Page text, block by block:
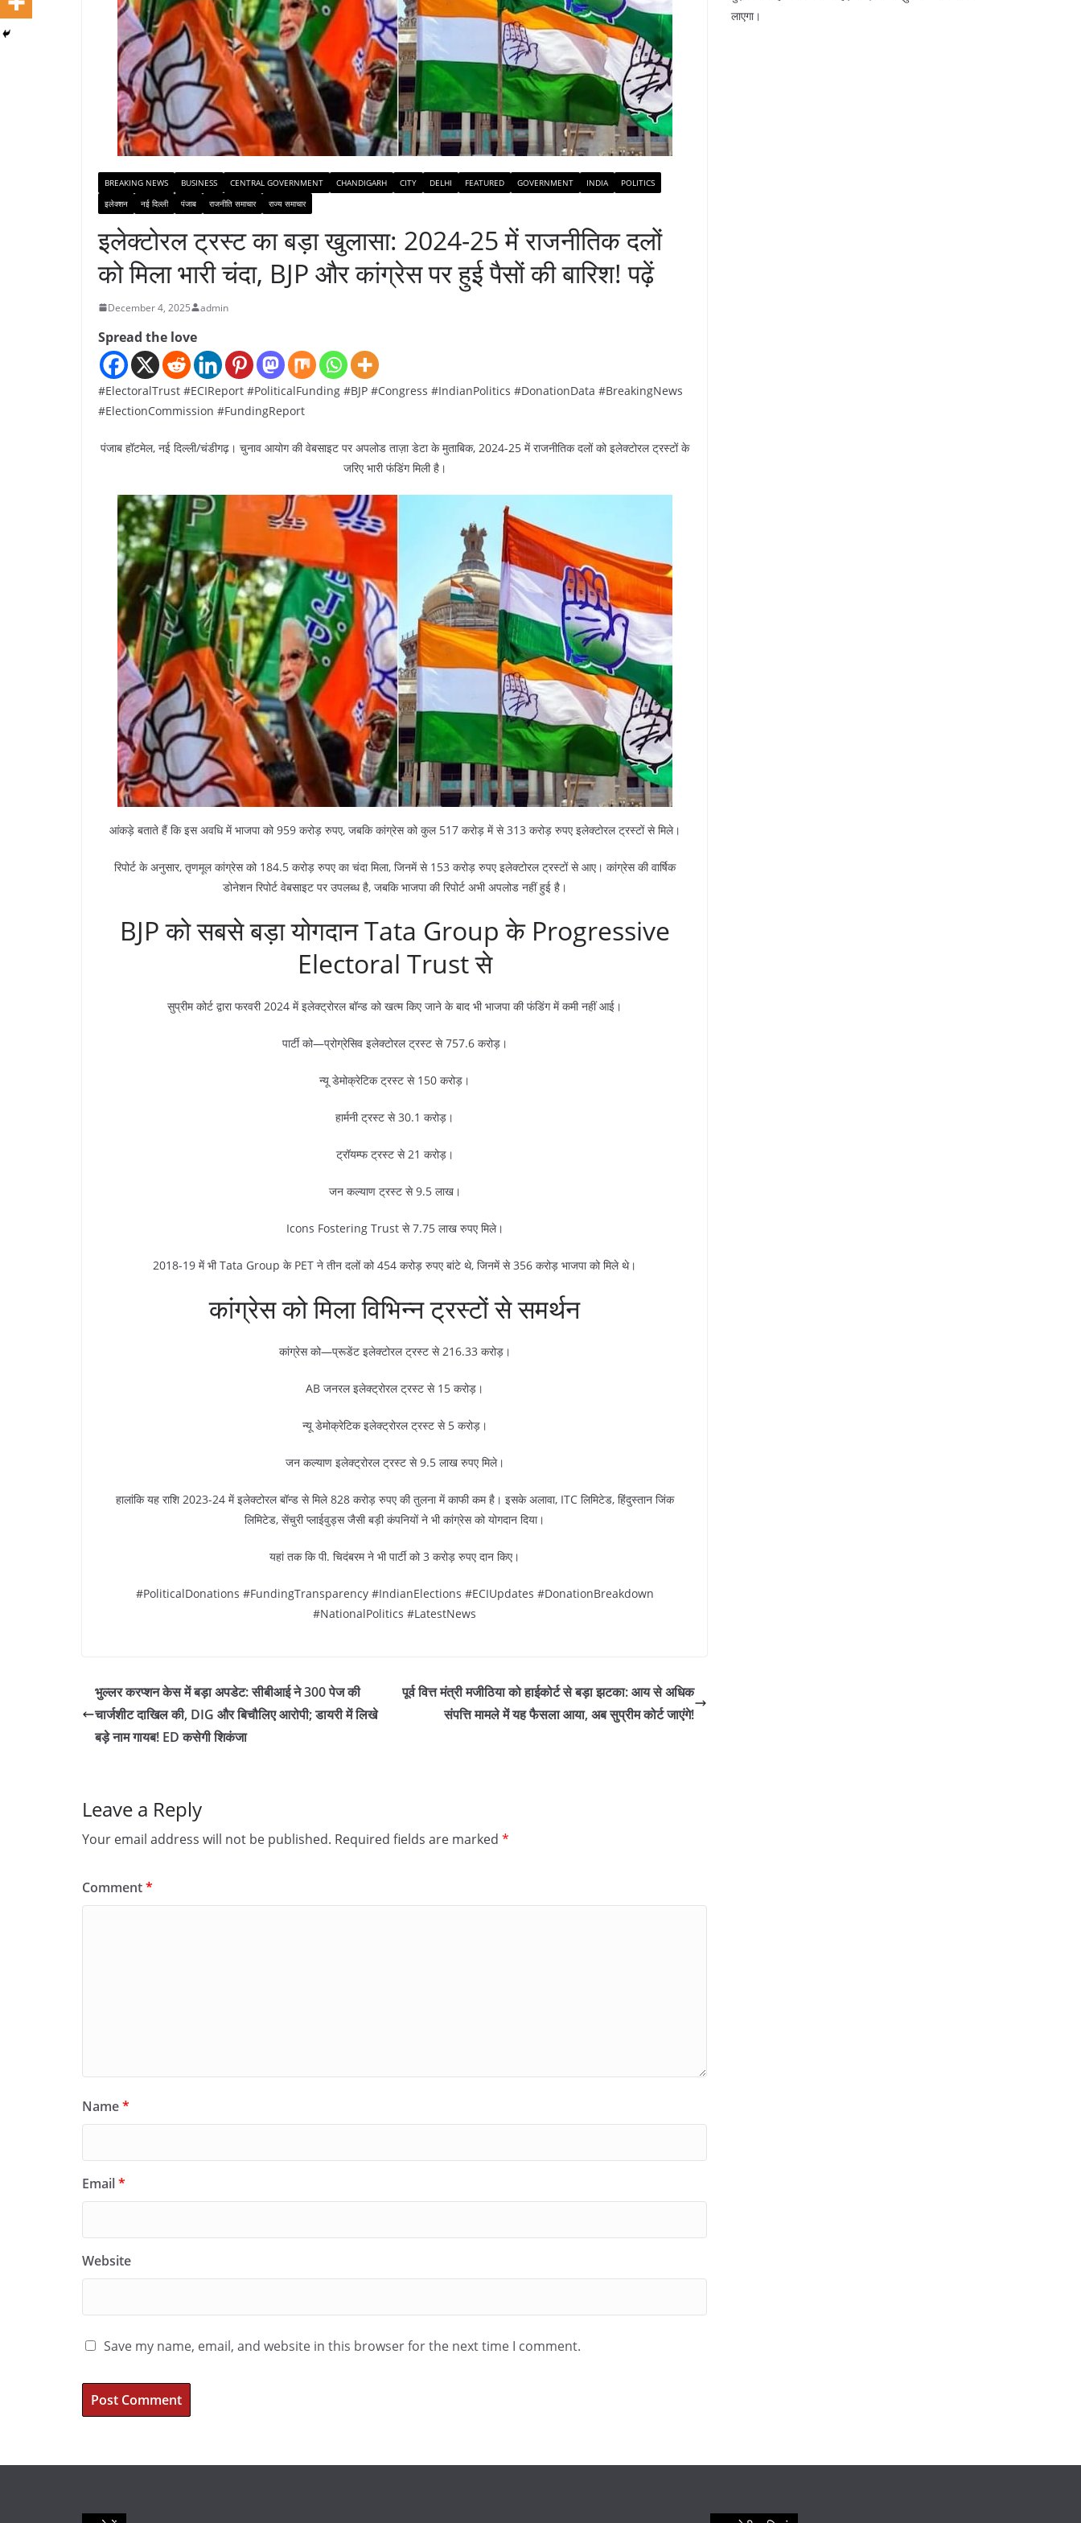
BREAKING NEWS BUSINESS CENTRAL GOVERNMENT CHANDIGARH CITY DELHI FEATURED GOVERNMENT INDIA
POLITICS
इलेक्शन
नई दिल्ली पंजाब राजनीति समाचार राज्य समाचार
इलेक्टोरल ट्रस्ट का बड़ा खुलासा: 2024-25 में राजनीतिक दलों
को मिला भारी चंदा, BJP और कांग्रेस पर हुई पैसों की बारिश! पढ़ें
December 4, 2025 admin
Spread the love
#ElectoralTrust #ECIReport #PoliticalFunding #BJP #Congress #IndianPolitics #DonationData #BreakingNews
#ElectionCommission #FundingReport
पंजाब हॉटमेल, नई दिल्ली/चंडीगढ़। चुनाव आयोग की वेबसाइट पर अपलोड ताज़ा डेटा के मुताबिक, 2024-25 में राजनीतिक दलों को इलेक्टोरल ट्रस्टों के
जरिए भारी फंडिंग मिली है।
आंकड़े बताते हैं कि इस अवधि में भाजपा को 959 करोड़ रुपए, जबकि कांग्रेस को कुल 517 करोड़ में से 313 करोड़ रुपए इलेक्टोरल ट्रस्टों से मिले।
रिपोर्ट के अनुसार, तृणमूल कांग्रेस को 184.5 करोड़ रुपए का चंदा मिला, जिनमें से 153 करोड़ रुपए इलेक्टोरल ट्रस्टों से आए। कांग्रेस की वार्षिक
डोनेशन रिपोर्ट वेबसाइट पर उपलब्ध है, जबकि भाजपा की रिपोर्ट अभी अपलोड नहीं हुई है।
BJP को सबसे बड़ा योगदान Tata Group के Progressive
Electoral Trust से
सुप्रीम कोर्ट द्वारा फरवरी 2024 में इलेक्ट्रोरल बॉन्ड को खत्म किए जाने के बाद भी भाजपा की फंडिंग में कमी नहीं आई।
पार्टी को—प्रोग्रेसिव इलेक्टोरल ट्रस्ट से 757.6 करोड़।
न्यू डेमोक्रेटिक ट्रस्ट से 150 करोड़।
हार्मनी ट्रस्ट से 30.1 करोड़।
ट्रॉयम्फ ट्रस्ट से 21 करोड़।
जन कल्याण ट्रस्ट से 9.5 लाख।
Icons Fostering Trust से 7.75 लाख रुपए मिले।
2018-19 में भी Tata Group के PET ने तीन दलों को 454 करोड़ रुपए बांटे थे, जिनमें से 356 करोड़ भाजपा को मिले थे।
कांग्रेस को मिला विभिन्न ट्रस्टों से समर्थन
कांग्रेस को—प्रूडेंट इलेक्टोरल ट्रस्ट से 216.33 करोड़।
AB जनरल इलेक्ट्रोरल ट्रस्ट से 15 करोड़।
न्यू डेमोक्रेटिक इलेक्ट्रोरल ट्रस्ट से 5 करोड़।
जन कल्याण इलेक्ट्रोरल ट्रस्ट से 9.5 लाख रुपए मिले।
हालांकि यह राशि 2023-24 में इलेक्टोरल बॉन्ड से मिले 828 करोड़ रुपए की तुलना में काफी कम है। इसके अलावा, ITC लिमिटेड, हिंदुस्तान जिंक
लिमिटेड, सेंचुरी प्लाईवुड्स जैसी बड़ी कंपनियों ने भी कांग्रेस को योगदान दिया।
यहां तक कि पी. चिदंबरम ने भी पार्टी को 3 करोड़ रुपए दान किए।
#PoliticalDonations #FundingTransparency #IndianElections #ECIUpdates #DonationBreakdown
#NationalPolitics #LatestNews
भुल्लर करप्शन केस में बड़ा अपडेट: सीबीआई ने 300 पेज की
चार्जशीट दाखिल की, DIG और बिचौलिए आरोपी; डायरी में लिखे
बड़े नाम गायब! ED कसेगी शिकंजा
पूर्व वित्त मंत्री मजीठिया को हाईकोर्ट से बड़ा झटका: आय से अधिक
संपत्ति मामले में यह फैसला आया, अब सुप्रीम कोर्ट जाएंगे!
Leave a Reply
Your email address will not be published. Required fields are marked *
Comment*
Name*
Email*
Website
Save my name, email, and website in this browser for the next time I comment.
लाएगा।